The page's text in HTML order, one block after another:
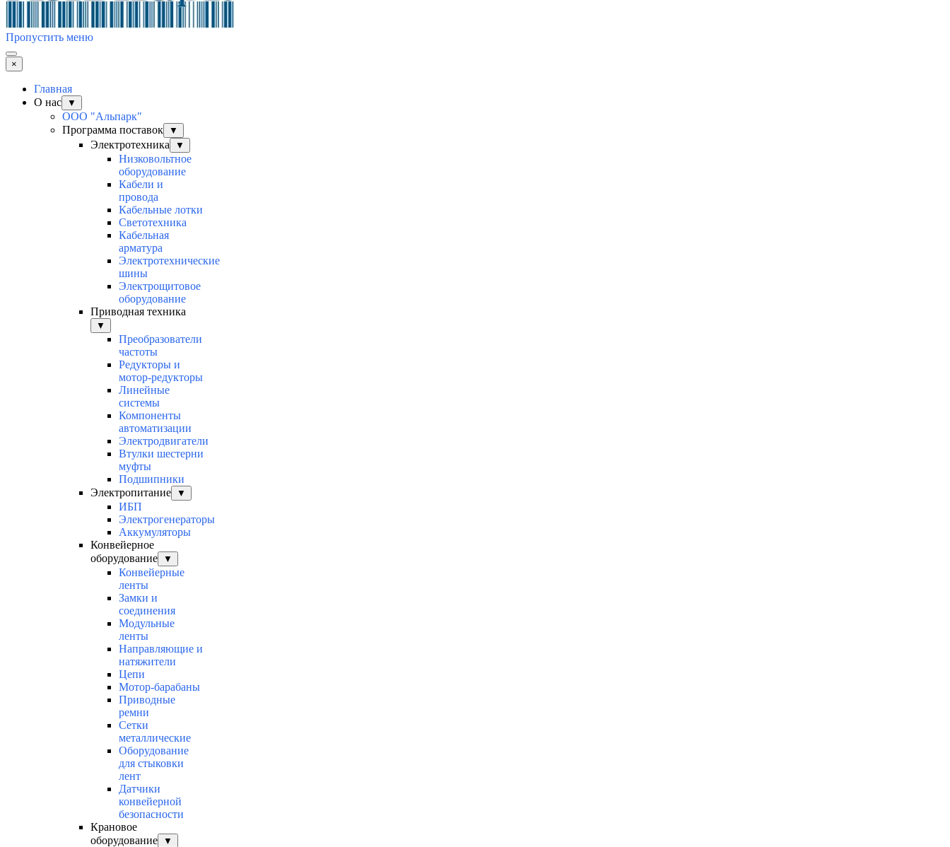
Пропустить меню
×
Главная
О нас
▼
ООО "Альпарк"
Программа поставок
▼
Электротехника ▼
Низковольтное
оборудование
Кабели и
провода
Кабельные лотки
Светотехника
Кабельная
арматура
Электротехнические
шины
Электрощитовое
оборудование
Приводная техника
▼
Преобразователи
частоты
Редукторы и
мотор-редукторы
Линейные
системы
Компоненты
автоматизации
Электродвигатели
Втулки шестерни
муфты
Подшипники
Электропитание
▼
ИБП
Электрогенераторы
Аккумуляторы
Конвейерное
оборудование
▼
Конвейерные
ленты
Замки и
соединения
Модульные
ленты
Направляющие и
натяжители
Цепи
Мотор-барабаны
Приводные
ремни
Сетки
металлические
Оборудование
для стыковки
лент
Датчики
конвейерной
безопасности
Крановое
оборудование
▼